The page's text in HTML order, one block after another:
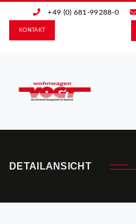
+49 (0) 681-99288-0
KONTAKT
DETAILANSICHT